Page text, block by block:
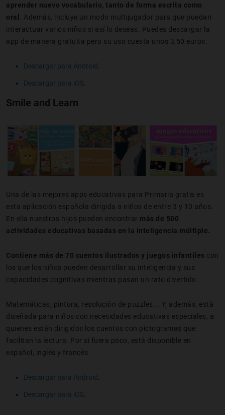
aprender nuevo vocabulario, tanto de forma escrita como
oral
. Además, incluye un modo multijugador para que puedan
interactuar varios niños si así lo deseas. Puedes descargar la
app de manera gratuita pero su uso cuesta unos 3,50 euros.
Descargar para Android
Descargar para iOS
Smile and Learn
Una de las mejores apps educativas para Primaria gratis es
esta aplicación española dirigida a niños de entre 3 y 10 años.
En ella nuestros hijos pueden encontrar más de 500
actividades educativas basadas en la inteligencia múltiple.
Contiene más de 70 cuentos ilustrados y juegos infantiles con
los que los niños pueden desarrollar su inteligencia y sus
capacidades cognitivas mientras pasan un rato divertido.
Matemáticas, pintura, resolución de puzzles... Y, además, está
diseñada para niños con necesidades educativas especiales, a
quienes están dirigidos los cuentos con pictogramas que
facilitan la lectura. Por si fuera poco, está disponible en
español, inglés y francés.
Descargar para Android .
Descargar para iOS.